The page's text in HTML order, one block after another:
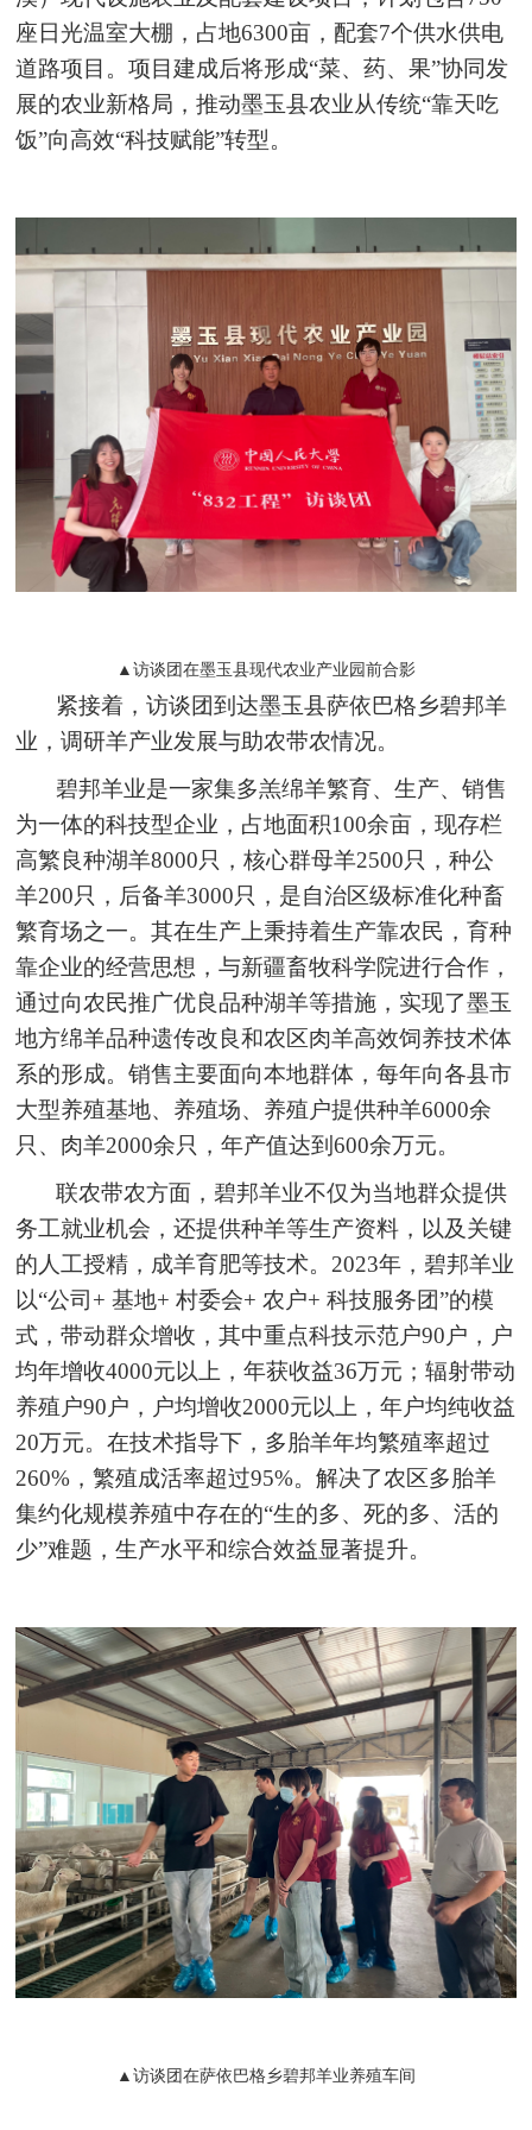
座日光温室大棚，占地6300亩，配套7个供水供电
道路项目。项目建成后将形成“菜、药、果”协同发
展的农业新格局，推动墨玉县农业从传统“靠天吃
饭”向高效“科技赋能”转型。
▲访谈团在墨玉县现代农业产业园前合影
紧接着，访谈团到达墨玉县萨依巴格乡碧邦羊
业，调研羊产业发展与助农带农情况。
碧邦羊业是一家集多羔绵羊繁育、生产、销售
为一体的科技型企业，占地面积100余亩，现存栏
高繁良种湖羊8000只，核心群母羊2500只，种公
羊200只，后备羊3000只，是自治区级标准化种畜
繁育场之一。其在生产上秉持着生产靠农民，育种
靠企业的经营思想，与新疆畜牧科学院进行合作，
通过向农民推广优良品种湖羊等措施，实现了墨玉
地方绵羊品种遗传改良和农区肉羊高效饲养技术体
系的形成。销售主要面向本地群体，每年向各县市
大型养殖基地、养殖场、养殖户提供种羊6000余
只、肉羊2000余只，年产值达到600余万元。
联农带农方面，碧邦羊业不仅为当地群众提供
务工就业机会，还提供种羊等生产资料，以及关键
的人工授精，成羊育肥等技术。2023年，碧邦羊业
以“公司+ 基地+ 村委会+ 农户+ 科技服务团”的模
式，带动群众增收，其中重点科技示范户90户，户
均年增收4000元以上，年获收益36万元；辐射带动
养殖户90户，户均增收2000元以上，年户均纯收益
20万元。在技术指导下，多胎羊年均繁殖率超过
260%，繁殖成活率超过95%。解决了农区多胎羊
集约化规模养殖中存在的“生的多、死的多、活的
少”难题，生产水平和综合效益显著提升。
▲访谈团在萨依巴格乡碧邦羊业养殖车间